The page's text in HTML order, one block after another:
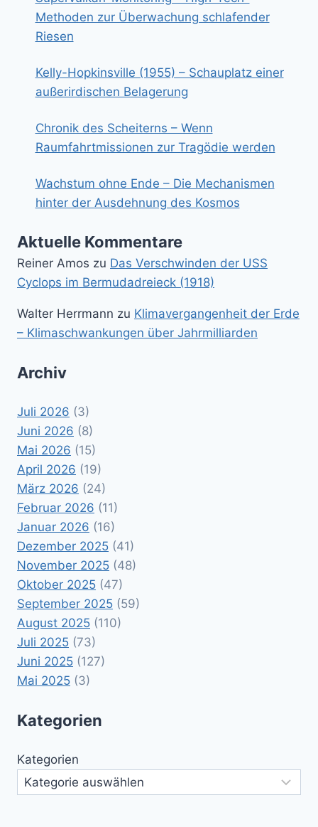
Methoden zur Überwachung schlafender
Riesen
Kelly-Hopkinsville (1955) – Schauplatz einer
außerirdischen Belagerung
Chronik des Scheiterns – Wenn
Raumfahrtmissionen zur Tragödie werden
Wachstum ohne Ende – Die Mechanismen
hinter der Ausdehnung des Kosmos
Aktuelle Kommentare
Reiner Amos zu Das Verschwinden der USS
Cyclops im Bermudadreieck (1918)
Walter Herrmann zu Klimavergangenheit der Erde
– Klimaschwankungen über Jahrmilliarden
Archiv
Juli 2026 (3)
Juni 2026 (8)
Mai 2026 (15)
April 2026 (19)
März 2026 (24)
Februar 2026 (11)
Januar 2026 (16)
Dezember 2025 (41)
November 2025 (48)
Oktober 2025 (47)
September 2025 (59)
August 2025 (110)
Juli 2025 (73)
Juni 2025 (127)
Mai 2025 (3)
Kategorien
Kategorien